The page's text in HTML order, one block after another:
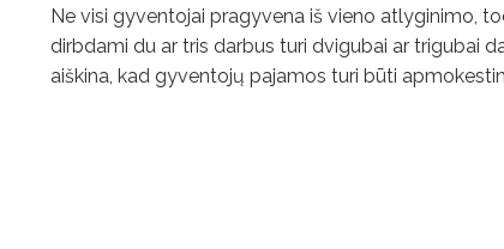
Ne visi gyventojai pragyvena iš vieno atlyginimo,
dirbdami du ar tris darbus turi dvigubai ar trigubai
aiškina, kad gyventojų pajamos turi būti